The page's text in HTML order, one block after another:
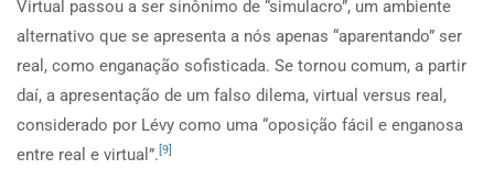
Virtual passou a ser sinônimo de “simulacro”, um ambiente
alternativo que se apresenta a nós apenas “aparentando” ser
real, como enganação sofisticada. Se tornou comum, a partir
daí, a apresentação de um falso dilema, virtual versus real,
considerado por Lévy como uma “oposição fácil e enganosa
entre real e virtual”. [9]